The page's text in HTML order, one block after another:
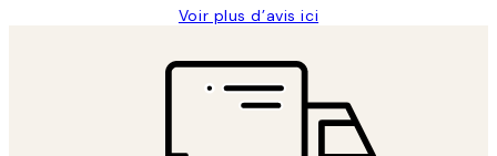
Voir plus d’avis ici